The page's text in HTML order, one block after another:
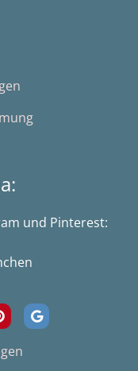
und Pinterest:
G
o
o